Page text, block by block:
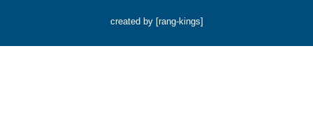
created by [rang-kings]